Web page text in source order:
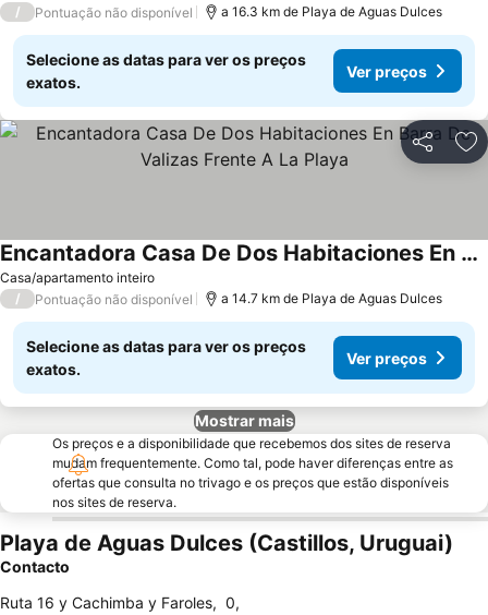
/ Pontuação não disponível a 16.3 km de Playa de Aguas Dulces
Selecione as datas para ver os preços
exatos.
Ver preços
Partilhar
Casa/apartamento inteiro
Encantadora Casa De Dos Habitaciones En Barra De Valizas Frente A La Playa
Ver preços
/ Pontuação não disponível a 14.7 km de Playa de Aguas Dulces
Selecione as datas para ver os preços
exatos.
Ver preços
Mostrar mais
Os preços e a disponibilidade que recebemos dos sites de reserva
mudam frequentemente. Como tal, pode haver diferenças entre as
ofertas que consulta no trivago e os preços que estão disponíveis
nos sites de reserva.
Playa de Aguas Dulces (Castillos, Uruguai)
Contacto
Ruta 16 y Cachimba y Faroles, 0,